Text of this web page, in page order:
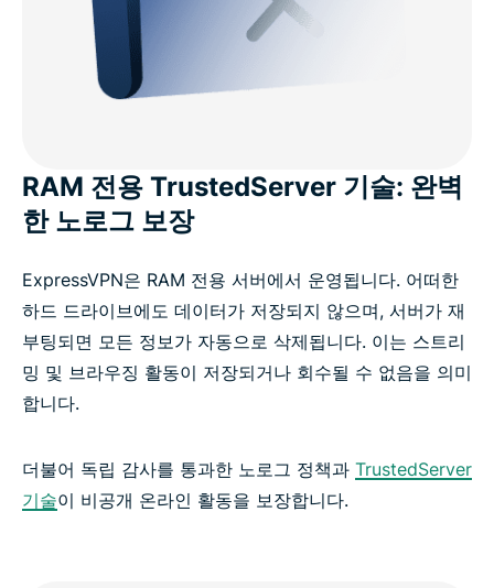
RAM 전용 TrustedServer 기술: 완벽
한 노로그 보장
ExpressVPN은 RAM 전용 서버에서 운영됩니다. 어떠한
하드 드라이브에도 데이터가 저장되지 않으며, 서버가 재
부팅되면 모든 정보가 자동으로 삭제됩니다. 이는 스트리
밍 및 브라우징 활동이 저장되거나 회수될 수 없음을 의미
합니다.
더불어 독립 감사를 통과한 노로그 정책과 TrustedServer
기술이 비공개 온라인 활동을 보장합니다.